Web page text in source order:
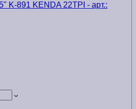
K-891 KENDA 22TPI - арт.: